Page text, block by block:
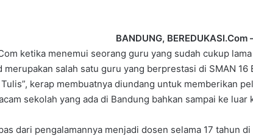
BANDUNG,
ketika menemui seorang guru yang sudah cukup
salah satu guru yang berprestasi di SMAN 16
kerap membuatnya diundang untuk memberikan
sekolah yang ada di Bandung bahkan sampai ke luar
dari pengalamannya menjadi dosen selama 17 tahun di